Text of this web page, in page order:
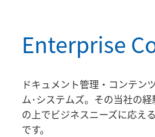
Enterprise
ドキュメント管理・コンテン
ム･システムズ。その当社の
の上でビジネスニーズに応え
です。